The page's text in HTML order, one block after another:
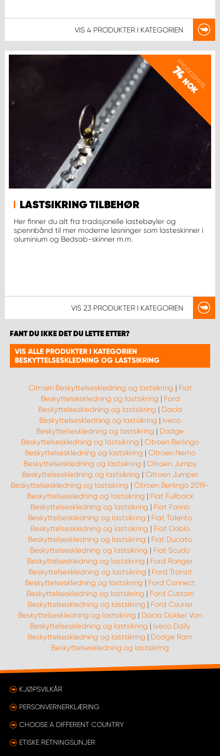
VIS 4 PRODUKTER I KATEGORIEN
PRISEKSEMPEL
74
NOK
LASTSIKRING TILBEHØR
Her finner du alt fra tradisjonelle lastebøyler og
spennbånd til mer moderne løsninger som lasteskinner i
aluminium og Bedsab-skinner m.m.
VIS 23 PRODUKTER I KATEGORIEN
FANT DU IKKE DET DU LETTE ETTER?
VIS ALLE PRODUKTER I KATEGORIEN
BESKYTTELSESKLEDNING OG LASTSIKRING
Citroen Beskyttelseskledning og lastsikring | Fiat
Beskyttelseskledning og lastsikring | Ford
Beskyttelseskledning og lastsikring | Dacia
Beskyttelseskledning og lastsikring | Iveco
Beskyttelseskledning og lastsikring | Dodge
Beskyttelseskledning og lastsikring | Citroen Berlingo
Beskyttelseskledning og lastsikring | Citroen Nemo
Beskyttelseskledning og lastsikring | Citroen Jumpy
Beskyttelseskledning og lastsikring | Citroen Jumper
Beskyttelseskledning og lastsikring | Citroen Berlingo 2019-
Beskyttelseskledning og lastsikring | Fiat Fullback
Beskyttelseskledning og lastsikring | Fiat Forino
Beskyttelseskledning og lastsikring | Fiat Talento
Beskyttelseskledning og lastsikring | Fiat Doblo
Beskyttelseskledning og lastsikring | Fiat Ducato
Beskyttelseskledning og lastsikring | Fiat Scudo
Beskyttelseskledning og lastsikring | Ford Ranger
Beskyttelseskledning og lastsikring | Ford Transit
Beskyttelseskledning og lastsikring | Ford Connect
Beskyttelseskledning og lastsikring | Ford Custom
Beskyttelseskledning og lastsikring | Ford Courier
Beskyttelseskledning og lastsikring | Dacia Dokker Van
Beskyttelseskledning og lastsikring | Iveco Daily
Beskyttelseskledning og lastsikring | Dodge Ram
Beskyttelseskledning og lastsikring
KJØPSVILKÅR
PERSONVERNERKLÆRING
CHOOSE A DIFFERENT COUNTRY
ETISKE RETNINGSLINJER